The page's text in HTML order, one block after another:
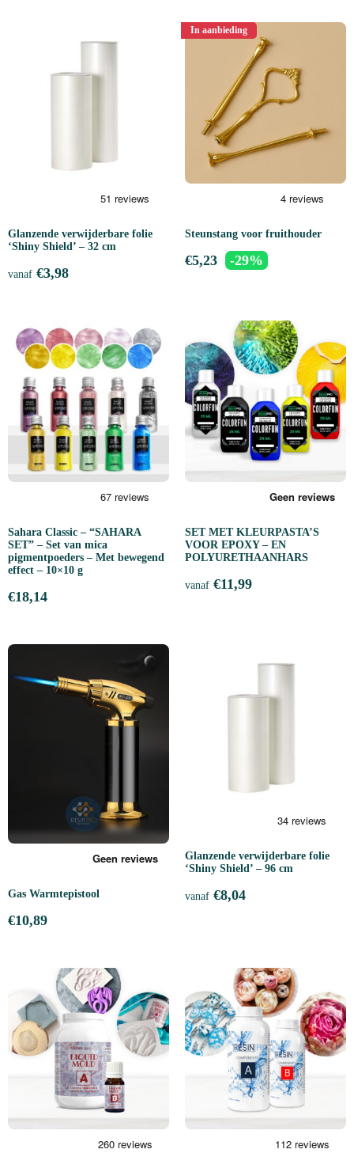
Glanzende verwijderbare folie
‘Shiny Shield’ – 32 cm
vanaf €3,98
In aanbieding
Steunstang voor fruithouder
€5,23 -29%
Sahara Classic – “SAHARA
SET” – Set van mica
pigmentpoeders – Met bewegend
effect – 10×10 g
€18,14
SET MET KLEURPASTA’S
VOOR EPOXY – EN
POLYURETHAANHARS
vanaf €11,99
Gas Warmtepistool
€10,89
Glanzende verwijderbare folie
‘Shiny Shield’ – 96 cm
vanaf €8,04